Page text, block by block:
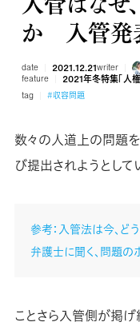
か 入管発
date 2021.12.21writer
feature 2021年冬特集「人
tag #収容問題
数々の人道上の問題
び提出されようとして
参考：入管法は今、ど
弁護士に聞く、問題の
ことさら入管側が掲